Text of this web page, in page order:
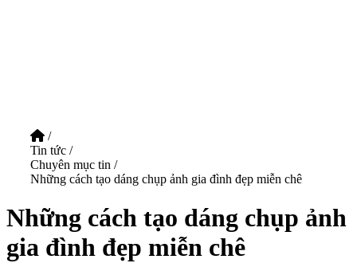
/
Tin tức /
Chuyên mục tin /
Những cách tạo dáng chụp ảnh gia đình đẹp miễn chê
Những cách tạo dáng chụp ảnh
gia đình đẹp miễn chê